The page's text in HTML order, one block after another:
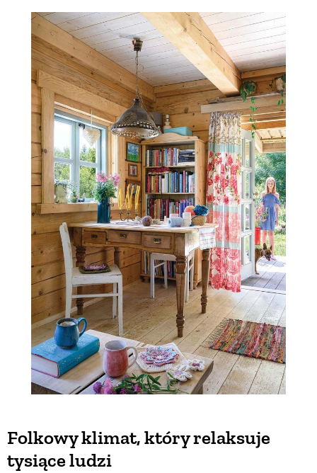
Folkowy klimat, który relaksuje
tysiące ludzi